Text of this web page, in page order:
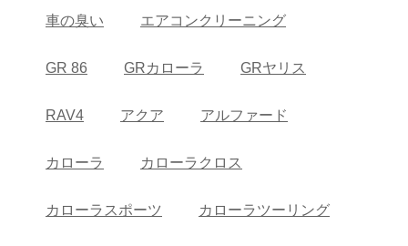
車の臭い エアコンクリーニング
GR 86 GRカローラ GRヤリス
RAV4 アクア アルファード
カローラ カローラクロス
カローラスポーツ カローラツーリング